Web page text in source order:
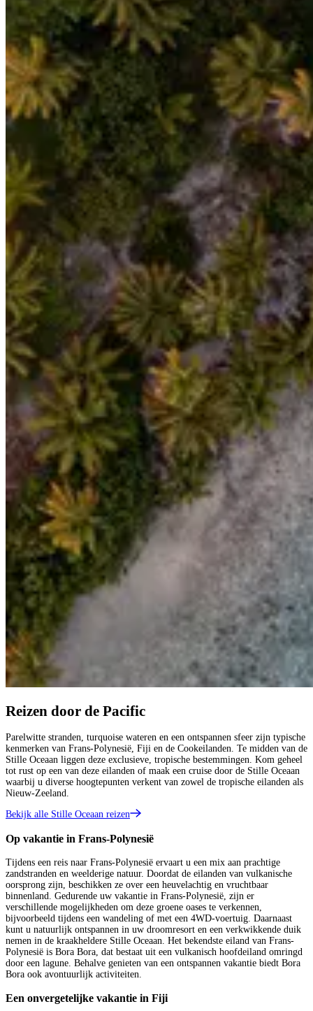
Reizen door de Pacific
Parelwitte stranden, turquoise wateren en een ontspannen sfeer zijn typische
kenmerken van Frans-Polynesië, Fiji en de Cookeilanden. Te midden van de
Stille Oceaan liggen deze exclusieve, tropische bestemmingen. Kom geheel
tot rust op een van deze eilanden of maak een cruise door de Stille Oceaan
waarbij u diverse hoogtepunten verkent van zowel de tropische eilanden als
Nieuw-Zeeland.
Bekijk alle Stille Oceaan reizen
Op vakantie in Frans-Polynesië
Tijdens een reis naar Frans-Polynesië ervaart u een mix aan prachtige
zandstranden en weelderige natuur. Doordat de eilanden van vulkanische
oorsprong zijn, beschikken ze over een heuvelachtig en vruchtbaar
binnenland. Gedurende uw vakantie in Frans-Polynesië, zijn er
verschillende mogelijkheden om deze groene oases te verkennen,
bijvoorbeeld tijdens een wandeling of met een 4WD-voertuig. Daarnaast
kunt u natuurlijk ontspannen in uw droomresort en een verkwikkende duik
nemen in de kraakheldere Stille Oceaan. Het bekendste eiland van Frans-
Polynesië is Bora Bora, dat bestaat uit een vulkanisch hoofdeiland omringd
door een lagune. Behalve genieten van een ontspannen vakantie biedt Bora
Bora ook avontuurlijk activiteiten.
Een onvergetelijke vakantie in Fiji